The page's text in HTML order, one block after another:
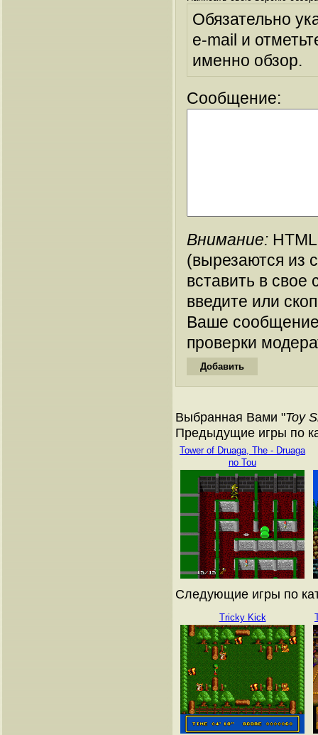
Обязательно
e-mail и
именно обзор.
Сообщение:
Внимание:
(вырезаются из
вставить в
введите или
Ваше
проверки
Выбранная Вами "Toy
Предыдущие игры по
Tower of Druaga, The - Druaga
no Tou
Следующие игры по
Tricky Kick